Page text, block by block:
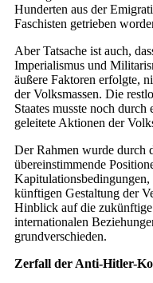
Hunderten aus der
Faschisten getrieben
Aber Tatsache ist auch,
Imperialismus und
äußere Faktoren erfolgte,
der Volksmassen. Die
Staates musste noch
geleitete Aktionen der
Der Rahmen wurde durch
übereinstimmende
künftigen Gestaltung der
Hinblick auf die
internationalen
grundverschieden.
Zerfall der Anti-Hitler-